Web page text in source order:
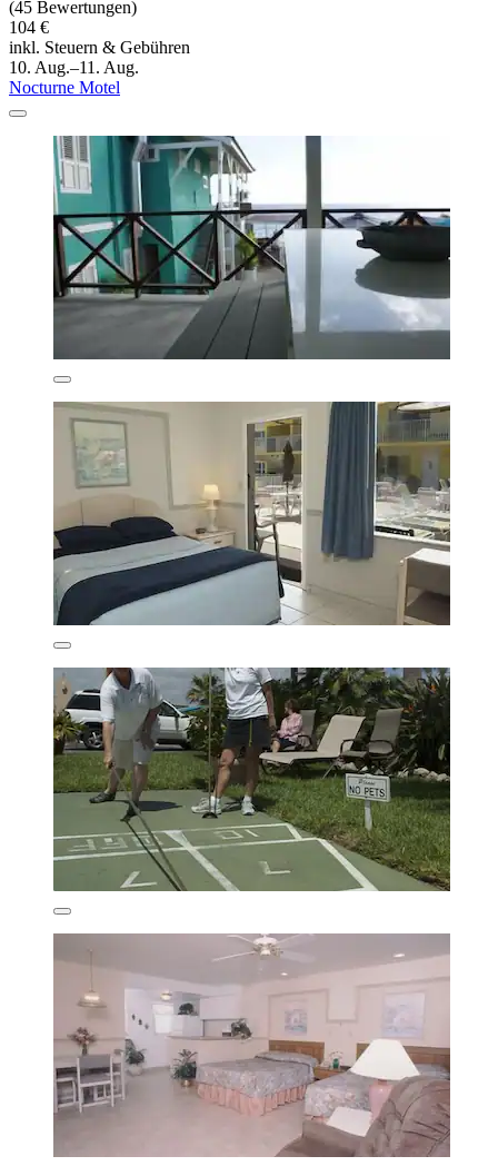
(45 Bewertungen)
104 €
inkl. Steuern & Gebühren
10. Aug.–11. Aug.
Nocturne Motel